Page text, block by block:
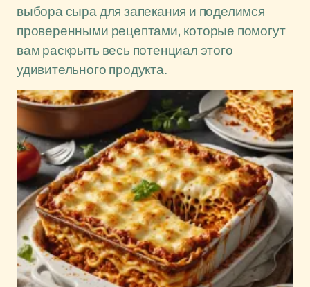
выбора сыра для запекания и поделимся
проверенными рецептами, которые помогут
вам раскрыть весь потенциал этого
удивительного продукта.